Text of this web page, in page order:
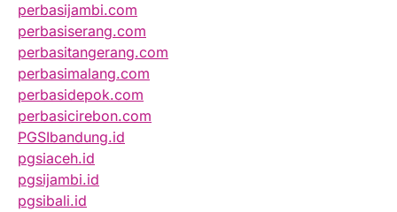
perbasijambi.com
perbasiserang.com
perbasitangerang.com
perbasimalang.com
perbasidepok.com
perbasicirebon.com
PGSIbandung.id
pgsiaceh.id
pgsijambi.id
pgsibali.id